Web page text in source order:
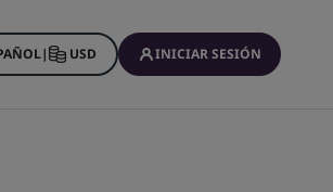
| USD INICIAR SESIÓN